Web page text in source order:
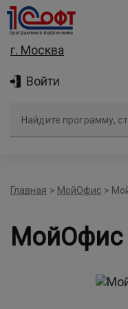
г. Москва
Войти
Главная > МойОфис >
МойОфис